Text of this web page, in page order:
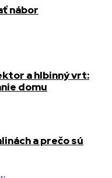
nábor
a hlbinný vrt:
domu
a prečo sú